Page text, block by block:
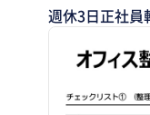
週休3日正社員